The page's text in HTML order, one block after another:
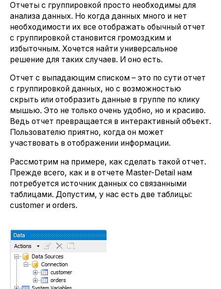
Отчеты с группировкой просто необходимы для
анализа данных. Но когда данных много и нет
необходимости их все отображать обычный отчет
с группировкой становится громоздким и
избыточным. Хочется найти универсальное
решение для таких случаев. И оно есть.
Отчет с выпадающим списком – это по сути отчет
с группировкой данных, но с возможностью
скрыть или отобразить данные в группе по клику
мышью. Это не только очень удобно, но и красиво.
Ведь отчет превращается в интерактивный объект.
Пользователю приятно, когда он может
участвовать в отображении информации.
Рассмотрим на примере, как сделать такой отчет.
Прежде всего, как и в отчете Master-Detail нам
потребуется источник данных со связанными
таблицами. Допустим, у нас есть две таблицы:
customer и orders.